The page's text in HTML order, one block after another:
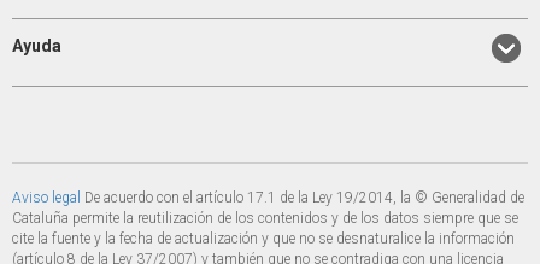
Ayuda
Aviso legal De acuerdo con el artículo 17.1 de la Ley 19/2014, la © Generalidad de
Cataluña permite la reutilización de los contenidos y de los datos siempre que se
cite la fuente y la fecha de actualización y que no se desnaturalice la información
(artículo 8 de la Ley 37/2007) y también que no se contradiga con una licencia